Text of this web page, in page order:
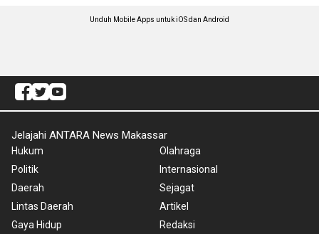
Unduh Mobile Apps untuk iOS dan Android
Jelajahi ANTARA News Makassar
Hukum
Politik
Daerah
Lintas Daerah
Gaya Hidup
Olahraga
Internasional
Sejagat
Artikel
Redaksi